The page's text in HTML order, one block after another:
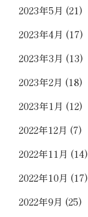
2023年5月 (21)
2023年4月 (17)
2023年3月 (13)
2023年2月 (18)
2023年1月 (12)
2022年12月 (7)
2022年11月 (14)
2022年10月 (17)
2022年9月 (25)